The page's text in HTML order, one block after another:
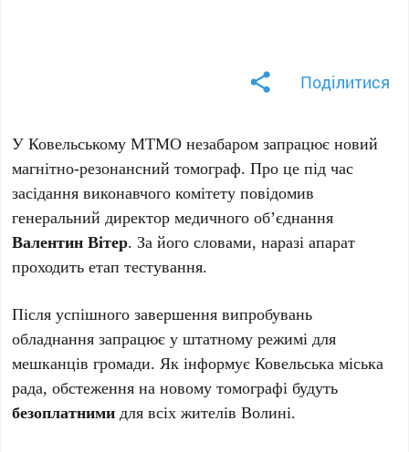
Поділитися
У Ковельському МТМО незабаром запрацює новий
магнітно-резонансний томограф. Про це під час
засідання виконавчого комітету повідомив
генеральний директор медичного об’єднання
Валентин Вітер. За його словами, наразі апарат
проходить етап тестування.
Після успішного завершення випробувань
обладнання запрацює у штатному режимі для
мешканців громади. Як інформує Ковельська міська
рада, обстеження на новому томографі будуть
безоплатними для всіх жителів Волині.